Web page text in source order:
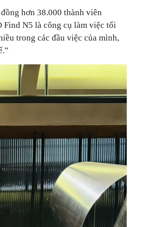
hơn 38.000 thành viên
Find N5 là công cụ làm việc tối
trong các đầu việc của mình,